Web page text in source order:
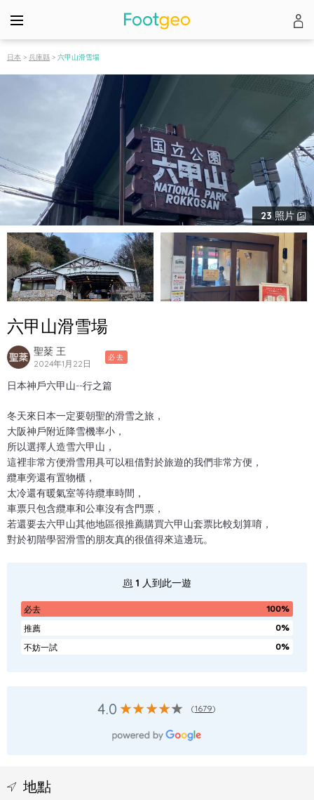
日本 > 兵庫縣 > 六甲山滑雪場
23照片
六甲山滑雪場
聖棻 王
2024年1月22日
必去
日本神戶六甲山--行之篇
冬天來日本一定要朝聖的滑雪之旅，
大阪神戶附近降雪機率小，
所以選擇人造雪六甲山，
這裡非常方便滑雪用具可以租借對於旅遊的我們非常方便，
纜車旁還有置物櫃，
太冷還有暖氣室等待纜車時間，
車票只包含纜車和公車沒有含門票，
若還要去六甲山其他地區很推薦購買六甲山套票比較划算唷，
對於初階學習滑雪的朋友真的很值得來這邊玩。
1 人到此一遊
必去
100%
推薦
0%
不妨一試
0%
4.0 (1679)
地點